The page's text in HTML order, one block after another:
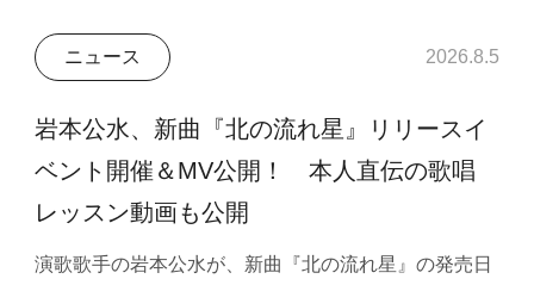
ニュース 2026.8.5
岩本公水、新曲『北の流れ星』リリースイ
ベント開催＆MV公開！ 本人直伝の歌唱
レッスン動画も公開
演歌歌手の岩本公水が、新曲『北の流れ星』の発売日